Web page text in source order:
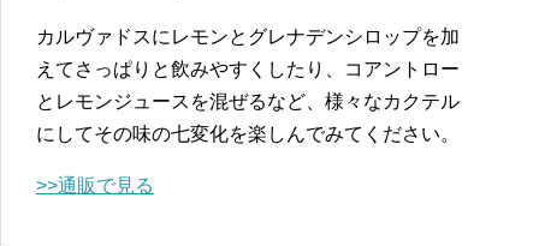
カルヴァドスにレモンとグレナデンシロップを加
えてさっぱりと飲みやすくしたり、コアントロー
とレモンジュースを混ぜるなど、様々なカクテル
にしてその味の七変化を楽しんでみてください。
>>通販で見る